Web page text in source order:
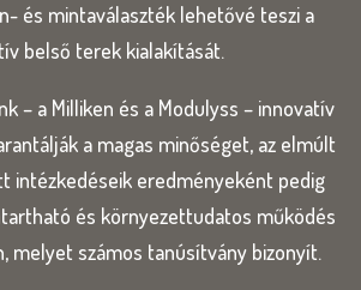
és mintaválaszték lehetővé teszi a
belső terek kialakítását.
– a Milliken és a Modulyss – innovatív
a magas minőséget, az elmúlt
intézkedéseik eredményeként pedig
és környezettudatos működés
melyet számos tanúsítvány bizonyít.